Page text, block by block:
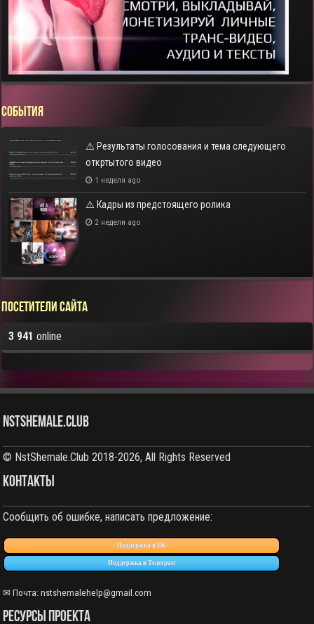
СОБЫТИЯ
⚠️ Результаты голосования и тема следующего
откртытого видео
1 неделя ago
⚠️ Кадры из предстоящего ролика
2 недели ago
Посетители сайта
3 941 online
NstShemale.Club
© NstShemale.Club 2018-2026, All Rights Reserved
КОНТАКТЫ
Сообщить об ошибке, написать предложение:
Поддержка в ВК
Поддержка в Телеграм
✉ Почта:nstshemalehelp@gmail.com
РЕСУРСЫ ПРОЕКТА